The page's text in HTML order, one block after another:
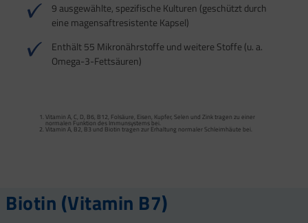
9 ausgewählte, spezifische Kulturen (geschützt durch
eine magensaftresistente Kapsel)
Enthält 55 Mikronährstoffe und weitere Stoffe (u. a.
Omega-3-Fettsäuren)
Vitamin A, C, D, B6, B12, Folsäure, Eisen, Kupfer, Selen und Zink tragen zu einer
normalen Funktion des Immunsystems bei.
Vitamin A, B2, B3 und Biotin tragen zur Erhaltung normaler Schleimhäute bei.
4
Vitamin A, Beta-Carotin, Vitamine B2, B3, Biotin und Zink tragen zur Erhaltung
normalen Stoffwechsel von Makronährstoffen bei.
Vitamin B2 und Biotin tragen zur Erhaltung normaler Schleimhäute (einschließlich
Darmschleimhaut) bei.
Vitamin D und Zink tragen zur normalen Funktion des Immunsystems bei.
Biotin (Vitamin B7)